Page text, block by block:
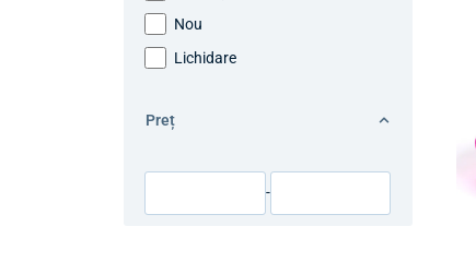
Nou
Lichidare
Preț
-